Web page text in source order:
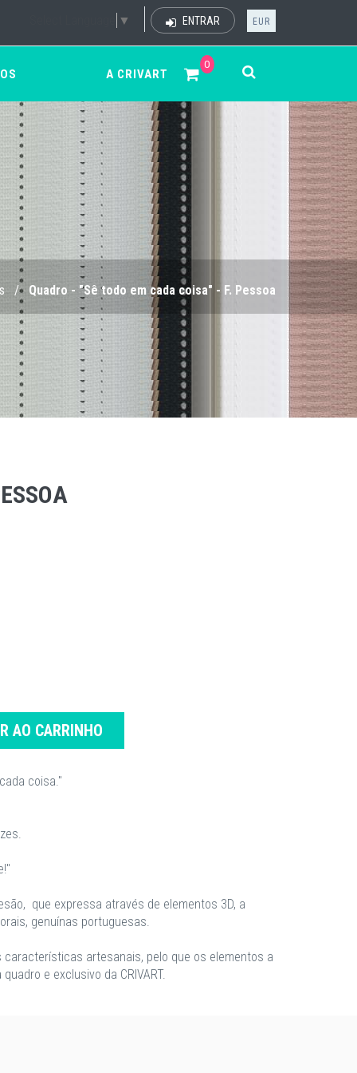
▼ ENTRAR EUR
0
A CRIVART
/ Quadro - "Sê todo em cada coisa" - F. Pessoa
AO CARRINHO
coisa."
que expressa através de elementos 3D, a
genuínas portuguesas.
características artesanais, pelo que os elementos a
e exclusivo da CRIVART.